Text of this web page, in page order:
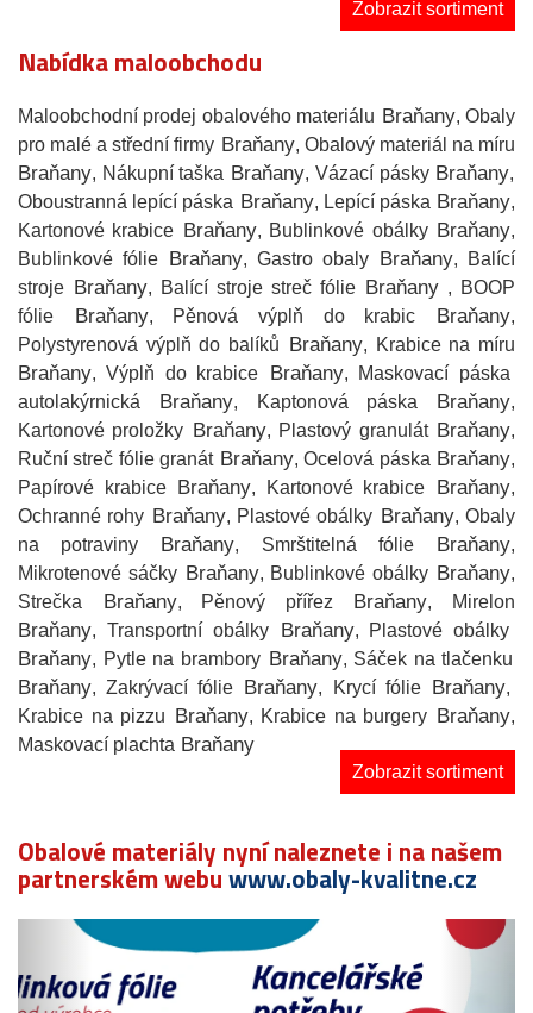
Zobrazit sortiment
Nabídka maloobchodu
Maloobchodní prodej obalového materiálu Braňany, Obaly
pro malé a střední firmy Braňany, Obalový materiál na míru
Braňany, Nákupní taška Braňany, Vázací páskyBraňany,
Oboustranná lepící páska Braňany, Lepící páskaBraňany,
Kartonové krabice Braňany, Bublinkové obálkyBraňany,
Bublinkové fólie Braňany, Gastro obaly Braňany, Balící
stroje Braňany, Balící stroje streč fólie Braňany , BOOP
fólie Braňany, Pěnová výplň do krabic Braňany,
Polystyrenová výplň do balíků Braňany, Krabice na míru
Braňany, Výplň do krabice Braňany, Maskovací páska
autolakýrnická
Braňany, Kaptonová páskaBraňany,
Kartonové proložky Braňany, Plastový granulátBraňany,
Ruční streč fólie granátBraňany, Ocelová páskaBraňany,
Papírové krabiceBraňany, Kartonové krabice Braňany,
Ochranné rohy Braňany, Plastové obálky Braňany, Obaly
na potraviny Braňany, Smrštitelná fólieBraňany,
Mikrotenové sáčkyBraňany, Bublinkové obálky Braňany,
Strečka
Braňany, Pěnový přířezBraňany, Mirelon
Braňany, Transportní obálkyBraňany, Plastové obálky
Braňany, Pytle na bramboryBraňany, Sáček na tlačenku
Braňany, Zakrývací fólie Braňany, Krycí fólieBraňany,
Krabice na pizzu Braňany, Krabice na burgery Braňany,
Maskovací plachta Braňany
Zobrazit sortiment
Obalové materiály nyní naleznete i na našem
partnerském webuwww.obaly-kvalitne.cz
Předchozí